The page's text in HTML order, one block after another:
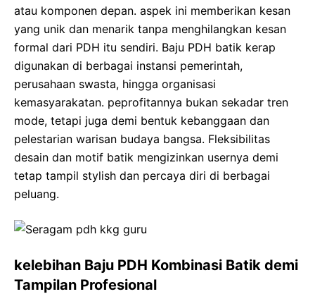
atau komponen depan. aspek ini memberikan kesan
yang unik dan menarik tanpa menghilangkan kesan
formal dari PDH itu sendiri. Baju PDH batik kerap
digunakan di berbagai instansi pemerintah,
perusahaan swasta, hingga organisasi
kemasyarakatan. peprofitannya bukan sekadar tren
mode, tetapi juga demi bentuk kebanggaan dan
pelestarian warisan budaya bangsa. Fleksibilitas
desain dan motif batik mengizinkan usernya demi
tetap tampil stylish dan percaya diri di berbagai
peluang.
kelebihan Baju PDH Kombinasi Batik demi
Tampilan Profesional